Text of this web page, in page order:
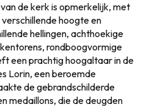
de kerk is opmerkelijk, met
hoogte en
hellingen, achthoekige
rondboogvormige
een prachtig hoogaltaar in de
Lorin, een beroemde
de gebrandschilderde
medaillons, die de deugden